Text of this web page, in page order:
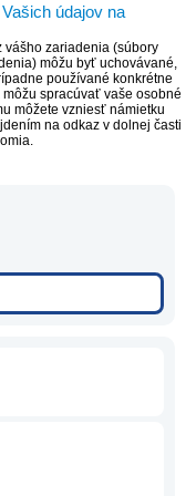
údajov na
vášho zariadenia (súbory
môžu byť uchovávané,
používané konkrétne
spracúvať vaše osobné
môžete vzniesť námietku
na odkaz v dolnej časti